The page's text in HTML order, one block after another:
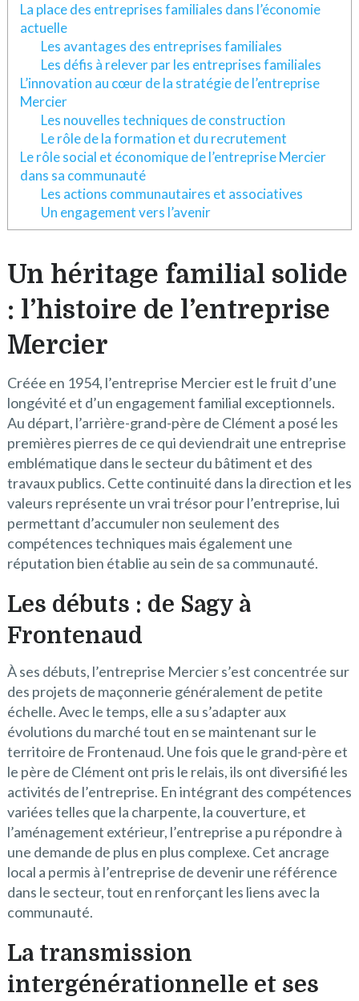
La place des entreprises familiales dans l’économie
actuelle
Les avantages des entreprises familiales
Les défis à relever par les entreprises familiales
L’innovation au cœur de la stratégie de l’entreprise
Mercier
Les nouvelles techniques de construction
Le rôle de la formation et du recrutement
Le rôle social et économique de l’entreprise Mercier
dans sa communauté
Les actions communautaires et associatives
Un engagement vers l’avenir
Un héritage familial solide
: l’histoire de l’entreprise
Mercier
Créée en 1954, l’entreprise Mercier est le fruit d’une
longévité et d’un engagement familial exceptionnels.
Au départ, l’arrière-grand-père de Clément a posé les
premières pierres de ce qui deviendrait une entreprise
emblématique dans le secteur du bâtiment et des
travaux publics. Cette continuité dans la direction et les
valeurs représente un vrai trésor pour l’entreprise, lui
permettant d’accumuler non seulement des
compétences techniques mais également une
réputation bien établie au sein de sa communauté.
Les débuts : de Sagy à
Frontenaud
À ses débuts, l’entreprise Mercier s’est concentrée sur
des projets de maçonnerie généralement de petite
échelle. Avec le temps, elle a su s’adapter aux
évolutions du marché tout en se maintenant sur le
territoire de Frontenaud. Une fois que le grand-père et
le père de Clément ont pris le relais, ils ont diversifié les
activités de l’entreprise. En intégrant des compétences
variées telles que la charpente, la couverture, et
l’aménagement extérieur, l’entreprise a pu répondre à
une demande de plus en plus complexe. Cet ancrage
local a permis à l’entreprise de devenir une référence
dans le secteur, tout en renforçant les liens avec la
communauté.
La transmission
intergénérationnelle et ses